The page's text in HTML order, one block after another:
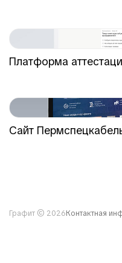
Платформа
Сайт
Графит © 2026Контактная